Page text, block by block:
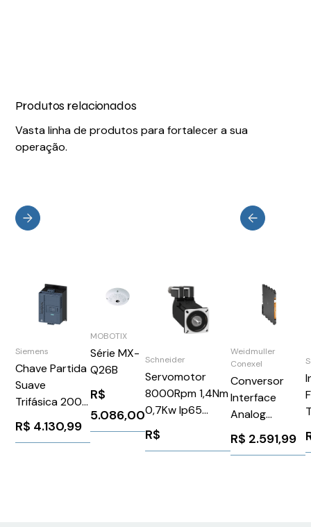
Produtos relacionados
Vasta linha de produtos para fortalecer a sua
operação.
Siemens
Chave Partida
Suave
Trifásica 200-
480V 32A 110-
220V
R$ 4.130,99
MOBOTIX
Série MX-
Q26B
R$
5.086,00
Schneider
Servomotor
8000Rpm 1,4Nm
0,7Kw Ip65
Schneider
BMH0701P31A2A
R$
Weidmuller
Conexel
Conversor
Interface
Analog
Parafuso 1Ent
1S 24Vcc Sinal
R$ 2.591,99